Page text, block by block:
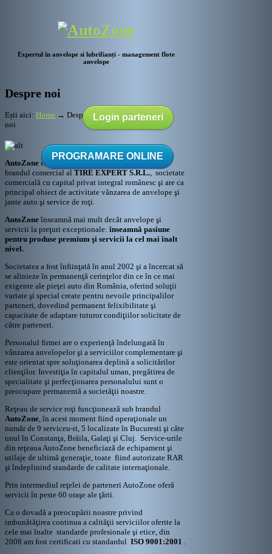
Expertul în anvelope si lubrifianți - management flote
anvelope
Login parteneri
PROGRAMARE ONLINE
Despre noi
Ești aici: Home → Despre
noi
AutoZone este
brandul comercial al TIRE EXPERT S.R.L., societate
comercială cu capital privat integral românesc şi are ca
principal obiect de activitate vânzarea de anvelope şi
jante auto şi service de roţi.
AutoZone înseamnă mai mult decât anvelope şi
servicii la preţuri exceptionale: înseamnă pasiune
pentru produse premium şi servicii la cel mai înalt
nivel.
Societatea a fost înfiinţată în anul 2002 şi a încercat să
se alinieze în permanenţă cerinţelor din ce în ce mai
exigente ale pieţei auto din România, oferind soluţii
variate şi special create pentru nevoile principalilor
parteneri, dovedind permanent felixibilitate şi
capacitate de adaptare tuturor condiţiilor solicitate de
către parteneri.
Personalul firmei are o experienţă îndelungată în
vânzarea anvelopelor şi a serviciilor complementare şi
este orientat spre soluţionarea deplină a solicitărilor
clienţilor. Investiţia în capitalul uman, pregătirea de
specialitate şi perfecţionarea personalului sunt o
preocupare permanentă a societăţii noastre.
Reţeau de service roţi funcţionează sub brandul
AutoZone, în acest moment fiind operaţionale un
număr de 9 serviceu-ri, 5 localizate în Bucuresti şi câte
unul în Constanţa, Brăila, Galaţi şi Cluj. Service-urile
din reţeaua AutoZone beneficiază de echipament şi
utilaje de ultimă generaţie, toate fiind autorizate RAR
şi îndeplinind standarde de calitate internaţionale.
Prin intermediul reţelei de parteneri AutoZone oferă
servicii în peste 60 oraşe ale ţării.
Ca o dovadă a preocupării noastre privind
imbunătăţirea continua a calităţii serviciilor oferite la
cele mai înalte standarde profesionale şi etice, din
2008 am fost certificati cu standardul ISO 9001:2001 .